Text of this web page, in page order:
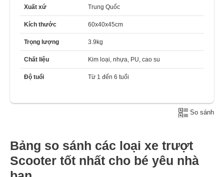
Xuất xứ Trung Quốc
Kích thước 60x40x45cm
Trọng lượng 3.9kg
Chất liệu Kim loại, nhựa, PU, cao su
Độ tuổi Từ 1 đến 6 tuổi
So sánh
Bảng so sánh các loại xe trượt
Scooter tốt nhất cho bé yêu nhà